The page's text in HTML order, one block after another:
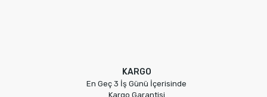
KARGO
En Geç 3 İş Günü İçerisinde
Kargo Garantisi